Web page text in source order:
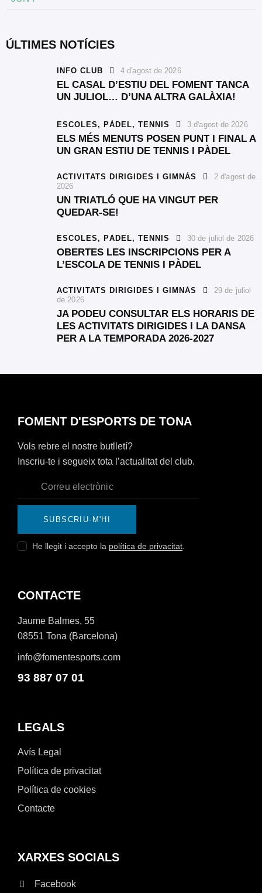
ÚLTIMES NOTÍCIES
INFO CLUB 4 d'agost de 2026
EL CASAL D’ESTIU DEL FOMENT TANCA
UN JULIOL… D’UNA ALTRA GALÀXIA!
ESCOLES, PÀDEL, TENNIS 3 d'agost de 2026
ELS MÉS MENUTS POSEN PUNT I FINAL A
UN GRAN ESTIU DE TENNIS I PÀDEL
ACTIVITATS DIRIGIDES I GIMNÀS
2 d'agost de
2026
UN TRIATLÓ QUE HA VINGUT PER
QUEDAR-SE!
ESCOLES, PÀDEL, TENNIS 30 de juliol de 2026
OBERTES LES INSCRIPCIONS PER A
L’ESCOLA DE TENNIS I PÀDEL
ACTIVITATS DIRIGIDES I GIMNÀS
29 de juliol
de 2026
JA PODEU CONSULTAR ELS HORARIS DE
LES ACTIVITATS DIRIGIDES I LA DANSA
PER A LA TEMPORADA 2026-2027
FOMENT D'ESPORTS DE TONA
Vols rebre el nostre butlletí?
Inscriu-te i segueix tota l’actualitat del club.
SUBSCRIU-M'HI
He llegit i accepto la política de privacitat
CONTACTE
Jaume Balmes, 55
08551 Tona (Barcelona)
info@fomentesports.com
93 887 07 01
LEGALS
Avís Legal
Política de privacitat
Política de cookies
Contacte
XARXES SOCIALS
Facebook